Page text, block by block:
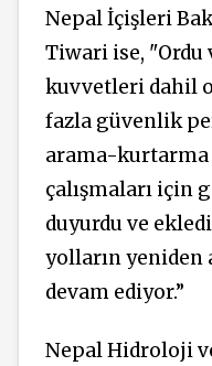
Nepal İçişleri
Tiwari ise, "Ordu
kuvvetleri dahil
fazla güvenlik
arama-kurtarma
çalışmaları için
duyurdu ve
yolların yeniden
devam ediyor.”
Nepal Hidroloji